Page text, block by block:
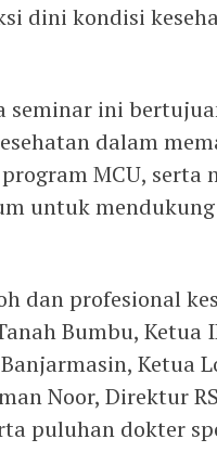
dini kondisi
seminar ini
dalam
MCU, serta
untuk
dan profesional
Bumbu, Ketua
Ketua
Noor, Direktur
puluhan dokter